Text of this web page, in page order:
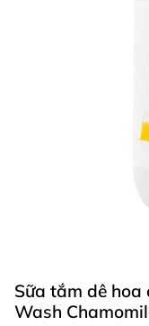
Sữa tắm dê hoa
Wash